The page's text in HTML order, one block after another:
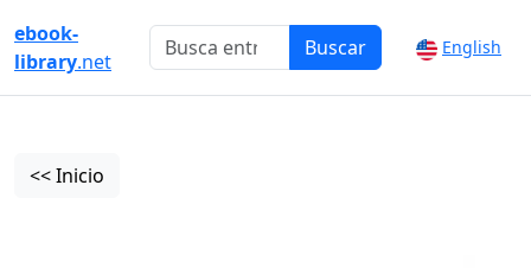
ebook-
library.net
Buscar English
<< Inicio